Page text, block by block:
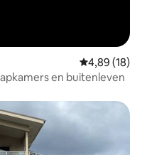
Gemiddelde
4,89 (18)
en buitenleven